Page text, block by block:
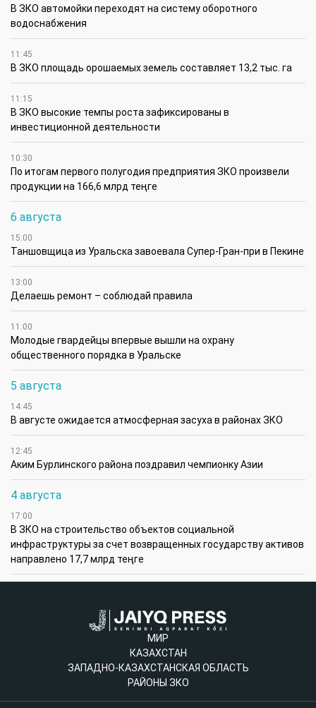
В ЗКО автомойки переходят на систему оборотного
водоснабжения
11:45
В ЗКО площадь орошаемых земель составляет 13,2 тыс. га
11:15
В ЗКО высокие темпы роста зафиксированы в
инвестиционной деятельности
10:30
По итогам первого полугодия предприятия ЗКО произвели
продукции на 166,6 млрд теңге
6 августа
15:00
Таншовщица из Уральска завоевала Супер-Гран-при в Пекине
13:00
Делаешь ремонт – соблюдай правила
11:00
Молодые гвардейцы впервые вышли на охрану
общественного порядка в Уральске
5 августа
14:45
В августе ожидается атмосферная засуха в районах ЗКО
12:45
Аким Бурлинского района поздравил чемпионку Азии
4 августа
17:00
В ЗКО на строительство объектов социальной
инфраструктуры за счет возвращенных государству активов
направлено 17,7 млрд теңге
МИР
КАЗАХСТАН
ЗАПАДНО-КАЗАХСТАНСКАЯ ОБЛАСТЬ
РАЙОНЫ ЗКО